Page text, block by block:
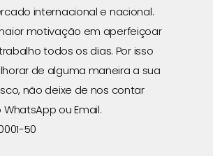
internacional e nacional.
motivação em aperfeiçoar
todos os dias. Por isso
de alguma maneira a sua
não deixe de nos contar
ou Email.
50